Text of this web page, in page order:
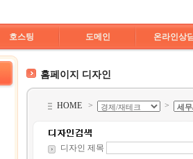
호스팅 도메인 온라인상
홈페이지 디자인
HOME > >
디자인 제목